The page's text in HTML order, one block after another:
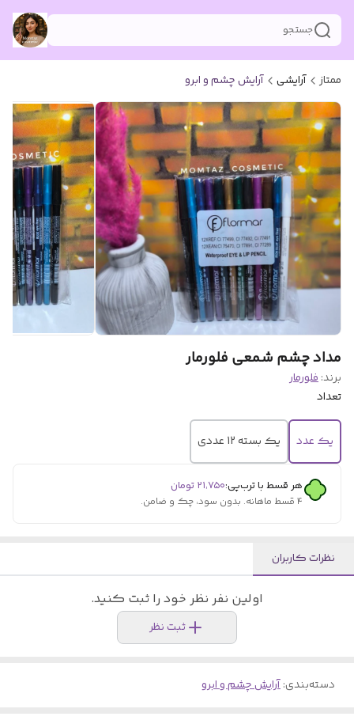
جستجو
ممتاز آرایشی آرایش چشم و ابرو
مداد چشم شمعی فلورمار
برند:فلورمار
تعداد
یک عدد یک بسته 12 عددی
هر قسط با ترب‌پی:۲۱٬۷۵۰ تومان
۴ قسط ماهانه. بدون سود، چک و ضامن.
نظرات کاربران
اولین نفر نظر خود را ثبت کنید.
ثبت نظر
دسته‌بندی:آرایش چشم و ابرو